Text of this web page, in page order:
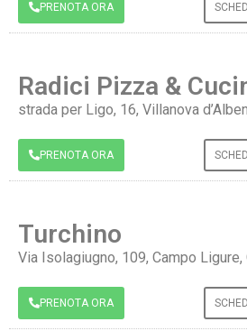
PRENOTA ORA
Radici Pizza &
strada per Ligo, 16, Villanova
PRENOTA ORA
Turchino
Via Isolagiugno, 109, Campo Ligure,
PRENOTA ORA